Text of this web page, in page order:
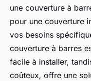
une couverture à
pour une couverture
vos besoins
couverture à barres
facile à installer,
coûteux, offre une